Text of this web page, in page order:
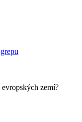
zemí?